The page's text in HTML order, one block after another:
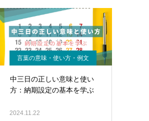
言葉の意味・使い方・例文
中三日の正しい意味と使い
方：納期設定の基本を学ぶ
2024.11.22